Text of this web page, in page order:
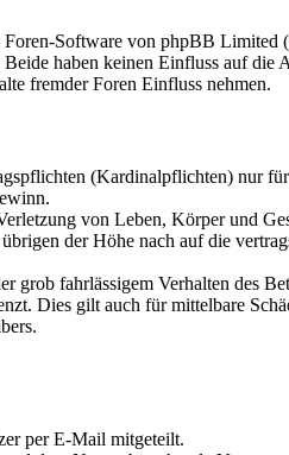
Foren-Software von phpBB Limited
haben keinen Einfluss auf die
fremder Foren Einfluss nehmen.
(Kardinalpflichten) nur
von Leben, Körper und
der Höhe nach auf die
fahrlässigem Verhalten des
Dies gilt auch für mittelbare
per E-Mail mitgeteilt.